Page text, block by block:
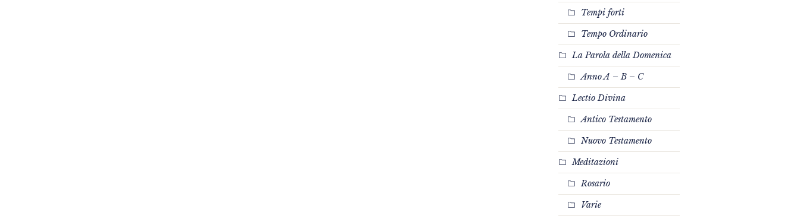
Tempi forti
Tempo Ordinario
La Parola della Domenica
Anno A – B – C
Lectio Divina
Antico Testamento
Nuovo Testamento
Meditazioni
Rosario
Varie